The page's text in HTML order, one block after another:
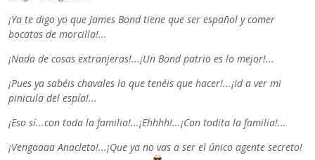
¡Ya te digo yo que James Bond tiene que ser español y comer
bocatas de morcilla!...
¡Nada de cosas extranjeras!...¡Un Bond patrio es lo mejor!...
¡Pues ya sabéis chavales lo que tenéis que hacer!...¡Id a ver mi
pinicula del espía!...
¡Eso sí...con toda la familia!...¡Ehhhh!...¡Con todita la familia!...
¡Vengaaaa Anacleto!...¡Que ya no vas a ser el único agente secreto!